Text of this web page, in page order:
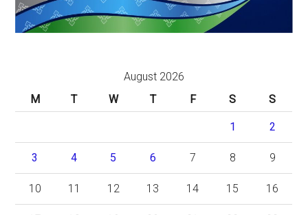
August 2026
M
T W T F S S
1 2
3 4 5 6 7 8 9
10 11 12 13 14 15 16